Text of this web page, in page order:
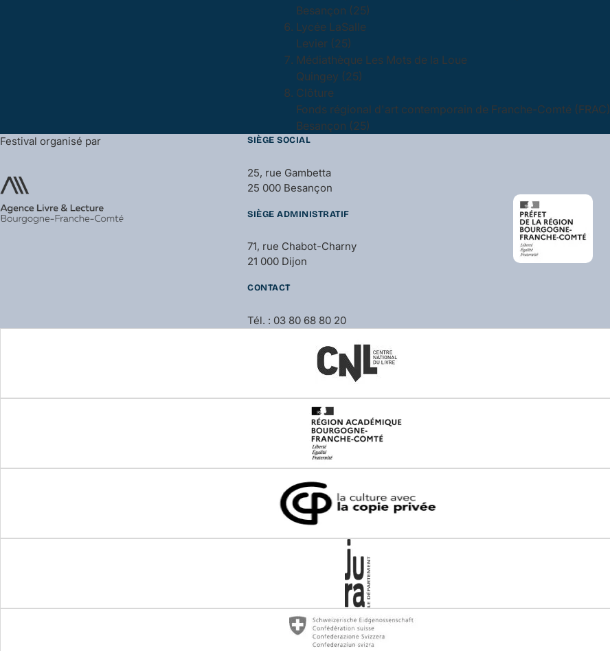
Besançon (25)
Lycée LaSalle
Levier (25)
Médiathèque Les Mots de la Loue
Quingey (25)
Clôture
Fonds régional d'art contemporain de Franche-Comté (FRAC)
Besançon (25)
Festival organisé par SIÈGE SOCIAL
25, rue Gambetta
25 000 Besançon
SIÈGE ADMINISTRATIF
71, rue Chabot-Charny
21 000 Dijon
CONTACT
Tél. : 03 80 68 80 20